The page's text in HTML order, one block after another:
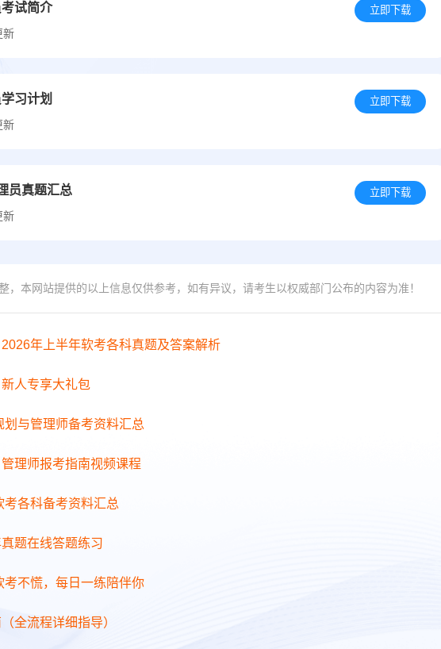
试简介
新
立即下载
习计划
新
立即下载
员真题汇总
新
立即下载
，本网站提供的以上信息仅供参考，如有异议，请考生以权威部门公布的内容为准！
2026年上半年软考各科真题及答案解析
新人专享大礼包
划与管理师备考资料汇总
理师报考指南视频课程
考各科备考资料汇总
题在线答题练习
考不慌，每日一练陪伴你
全流程详细指导）